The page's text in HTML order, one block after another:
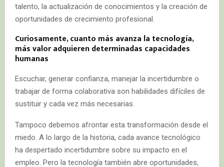
talento, la actualización de conocimientos y la creación de
oportunidades de crecimiento profesional.
Curiosamente, cuanto más avanza la tecnología,
más valor adquieren determinadas capacidades
humanas
Escuchar, generar confianza, manejar la incertidumbre o
trabajar de forma colaborativa son habilidades difíciles de
sustituir y cada vez más necesarias.
Tampoco debemos afrontar esta transformación desde el
miedo. A lo largo de la historia, cada avance tecnológico
ha despertado incertidumbre sobre su impacto en el
empleo. Pero la tecnología también abre oportunidades,